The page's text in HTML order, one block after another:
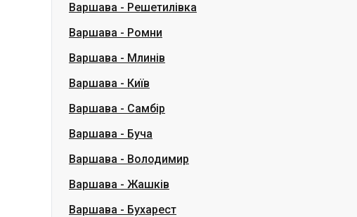
Варшава - Решетилівка
Варшава - Ромни
Варшава - Млинів
Варшава - Київ
Варшава - Самбір
Варшава - Буча
Варшава - Володимир
Варшава - Жашків
Варшава - Бухарест